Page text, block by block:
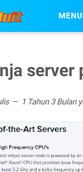
MENU
server
1 Tahun 3 Bulan